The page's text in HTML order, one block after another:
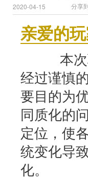
2020-04-15 分享
亲爱的玩
本次
经过谨慎
要目的为
同质化的
定位，使
统变化导
化。